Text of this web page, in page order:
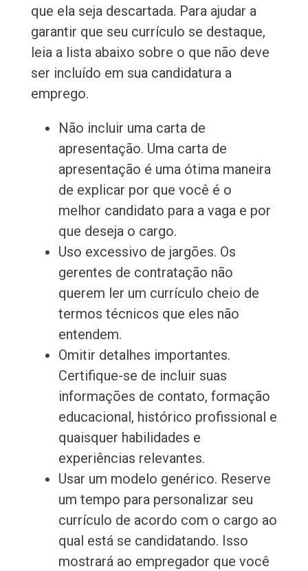
que ela seja descartada. Para ajudar a
garantir que seu currículo se destaque,
leia a lista abaixo sobre o que não deve
ser incluído em sua candidatura a
emprego.
Não incluir uma carta de
apresentação. Uma carta de
apresentação é uma ótima maneira
de explicar por que você é o
melhor candidato para a vaga e por
que deseja o cargo.
Uso excessivo de jargões. Os
gerentes de contratação não
querem ler um currículo cheio de
termos técnicos que eles não
entendem.
Omitir detalhes importantes.
Certifique-se de incluir suas
informações de contato, formação
educacional, histórico profissional e
quaisquer habilidades e
experiências relevantes.
Usar um modelo genérico. Reserve
um tempo para personalizar seu
currículo de acordo com o cargo ao
qual está se candidatando. Isso
mostrará ao empregador que você